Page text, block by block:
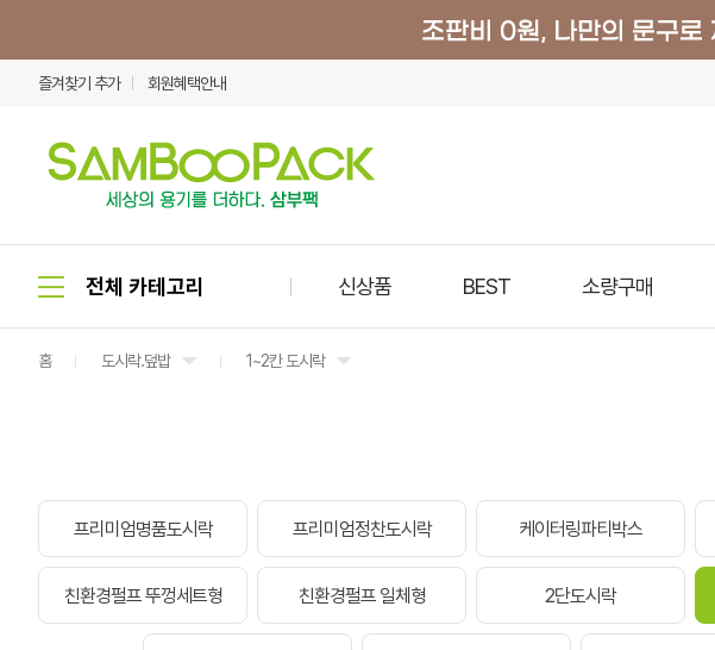
즐겨찾기 추가 회원혜택안내
신상품 BEST 소량구매
홈 도시락.덮밥 1~2칸 도시락
프리미엄명품도시락 프리미엄정찬도시락 케이터링파티박스
친환경펄프 뚜껑세트형 친환경펄프 일체형 2단도시락